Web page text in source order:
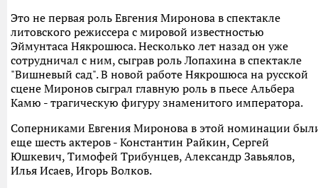
Это не первая роль Евгения Миронова в спектакле
литовского режиссера с мировой известностью
Эймунтаса Някрошюса. Несколько лет назад он уже
сотрудничал с ним, сыграв роль Лопахина в спектакле
"Вишневый сад". В новой работе Някрошюса на русской
сцене Миронов сыграл главную роль в пьесе Альбера
Камю - трагическую фигуру знаменитого императора.
Соперниками Евгения Миронова в этой номинации
еще шесть актеров - Константин Райкин, Сергей
Юшкевич, Тимофей Трибунцев, Александр Завьялов,
Илья Исаев, Игорь Волков.